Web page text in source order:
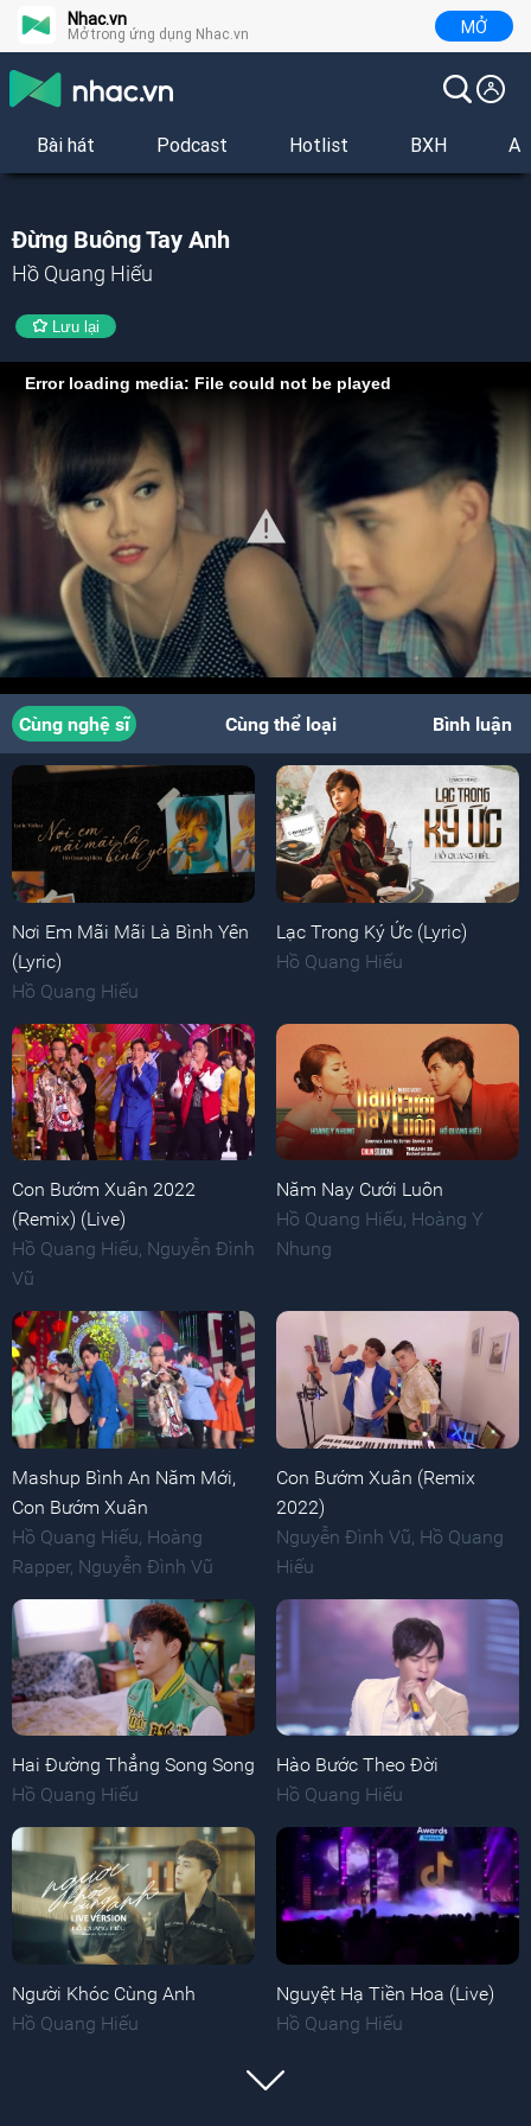
Nhac.vn
Mở trong ứng dụng Nhac.vn MỞ
Bài hát Podcast Hotlist BXH
Đừng Buông Tay Anh
Hồ Quang Hiếu
Lưu lại
Error loading media: File could not be played
Cùng nghệ sĩ Cùng thể loại Bình luận
Nơi Em Mãi Mãi Là Bình Yên
(Lyric)
Hồ Quang Hiếu
Lạc Trong Ký Ức (Lyric)
Hồ Quang Hiếu
Con Bướm Xuân 2022
(Remix) (Live)
Hồ Quang Hiếu, Nguyễn Đình
Vũ
Năm Nay Cưới Luôn
Hồ Quang Hiếu, Hoàng Y
Nhung
Mashup Bình An Năm Mới,
Con Bướm Xuân
Hồ Quang Hiếu Hoàng
Rapper, Nguyễn Đình Vũ
Con Bướm Xuân (Remix
2022)
Nguyễn Đình Vũ Hồ Quang
Hiếu
Hai Đường Thẳng Song Song
Hồ Quang Hiếu
Hào Bước Theo Đời
Hồ Quang Hiếu
Người Khóc Cùng Anh
Hồ Quang Hiếu
Nguyệt Hạ Tiền Hoa (Live)
Hồ Quang Hiếu